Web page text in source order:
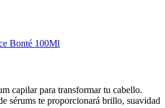
Bonté 100Ml
capilar para transformar tu cabello.
sérums te proporcionará brillo, suavidad